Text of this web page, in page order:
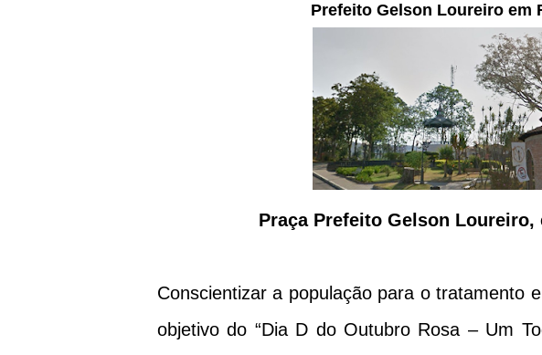
Prefeito Gelson Loureiro em
Praça Prefeito Gelson
Conscientizar a população para o tratamento
objetivo do “Dia D do Outubro Rosa – Um